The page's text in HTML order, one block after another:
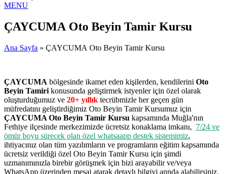
MENU
ÇAYCUMA Oto Beyin Tamir Kursu
Ana Sayfa » ÇAYCUMA Oto Beyin Tamir Kursu
ÇAYCUMA bölgesinde ikamet eden kişilerden, kendilerini Oto
Beyin Tamiri konusunda geliştirmek istyenler için özel olarak
oluşturduğumuz ve 20+ yıllık tecrübmizle her geçen gün
müfredatını geliştirdiğimiz Oto Beyin Tamir Kursumuz için
ÇAYCUMA Oto Beyin Tamir Kursu kapsamında Muğla'nın
Fethiye ilçesinde merkezimizde ücretsiz konaklama imkanı, 7/24 ve
ömür boyu sürecek olan özel whatsaapp destek sistemimiz,
ihtiyacınız olan tüm yazılımların ve programların eğitim kapsamında
ücretsiz verildiği özel Oto Beyin Tamir Kursu için şimdi
uzmanımınızla birebir görüşmek için bizi arayabilir ve/veya
WhatsApp üzerinden mesaj atarak detaylı bilgiyi annda alabilirsiniz.